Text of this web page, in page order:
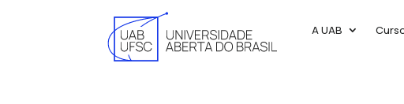
A UAB